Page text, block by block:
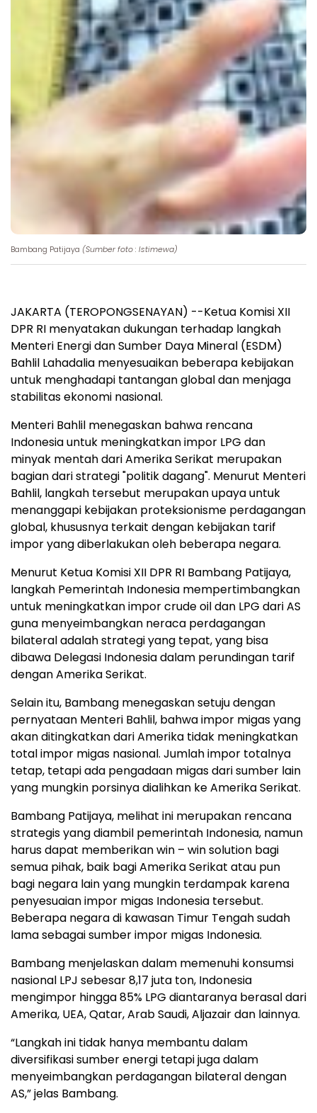
Bambang Patijaya (Sumber foto : Istimewa)
JAKARTA (TEROPONGSENAYAN) --Ketua Komisi XII
DPR RI menyatakan dukungan terhadap langkah
Menteri Energi dan Sumber Daya Mineral (ESDM)
Bahlil Lahadalia menyesuaikan beberapa kebijakan
untuk menghadapi tantangan global dan menjaga
stabilitas ekonomi nasional.
Menteri Bahlil menegaskan bahwa rencana
Indonesia untuk meningkatkan impor LPG dan
minyak mentah dari Amerika Serikat merupakan
bagian dari strategi "politik dagang". Menurut Menteri
Bahlil, langkah tersebut merupakan upaya untuk
menanggapi kebijakan proteksionisme perdagangan
global, khususnya terkait dengan kebijakan tarif
impor yang diberlakukan oleh beberapa negara.
Menurut Ketua Komisi XII DPR RI Bambang Patijaya,
langkah Pemerintah Indonesia mempertimbangkan
untuk meningkatkan impor crude oil dan LPG dari AS
guna menyeimbangkan neraca perdagangan
bilateral adalah strategi yang tepat, yang bisa
dibawa Delegasi Indonesia dalam perundingan tarif
dengan Amerika Serikat.
Selain itu, Bambang menegaskan setuju dengan
pernyataan Menteri Bahlil, bahwa impor migas yang
akan ditingkatkan dari Amerika tidak meningkatkan
total impor migas nasional. Jumlah impor totalnya
tetap, tetapi ada pengadaan migas dari sumber lain
yang mungkin porsinya dialihkan ke Amerika Serikat.
Bambang Patijaya, melihat ini merupakan rencana
strategis yang diambil pemerintah Indonesia, namun
harus dapat memberikan win – win solution bagi
semua pihak, baik bagi Amerika Serikat atau pun
bagi negara lain yang mungkin terdampak karena
penyesuaian impor migas Indonesia tersebut.
Beberapa negara di kawasan Timur Tengah sudah
lama sebagai sumber impor migas Indonesia.
Bambang menjelaskan dalam memenuhi konsumsi
nasional LPJ sebesar 8,17 juta ton, Indonesia
mengimpor hingga 85% LPG diantaranya berasal dari
Amerika, UEA, Qatar, Arab Saudi, Aljazair dan lainnya.
“Langkah ini tidak hanya membantu dalam
diversifikasi sumber energi tetapi juga dalam
menyeimbangkan perdagangan bilateral dengan
AS,” jelas Bambang.